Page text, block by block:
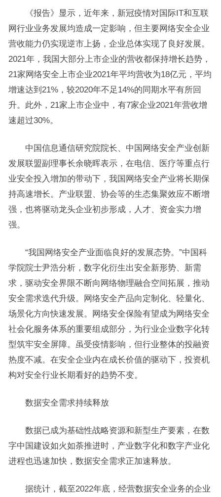
《报告》显示，近年来，新冠疫情对国际IT和互联
网行业业务发展均造成一定影响，但主要网络安全企业
营收能力仍实现逆市上扬，企业总体实现了良好发展。
2021年，我国大部分上市企业的营收都保持增长趋势，
21家网络安全上市企业2021年平均营收为18亿元，平均
增速达到21%，较2020年不足14%的同期水平有所回
升。此外，21家上市企业中，有7家企业2021年营收增
速超过30%。
中国信息通信研究院院长、中国网络安全产业创新
发展联盟副理事长余晓晖表示，在电信、医疗等重点行
业安全投入增加的带动下，我国网络安全产业将长期保
持高速增长。产业联盟、协会等的生态集聚效应不断增
强，也将驱动龙头企业初步形成，人才、资金实力增
强。
“我国网络安全产业面临良好的发展态势。”中国科
学院院士尹浩分析，数字化衍生出安全新形势、新需
求，驱动安全界限不断向网络物理融合空间拓展，推动
安全需求迭代升级。网络安全产品向定制化、轻量化、
场景化方向快速发展。网络安全保险有望成为网络安全
社会化服务体系的重要组成部分，为行业企业数字化转
型筑牢安全屏障。虽受疫情影响，但行业整体的投融资
热度不减。在安全企业内在成长价值的驱动下，投资机
构对安全行业长期看好的趋势不变。
数据安全需求持续释放
数据已成为基础性战略资源和新型生产要素，在数
字中国建设如火如荼推进时，产业数字化和数字产业化
进程也迅速加快，数据安全需求正加速释放。
据统计，截至2022年底，经营数据安全业务的企业